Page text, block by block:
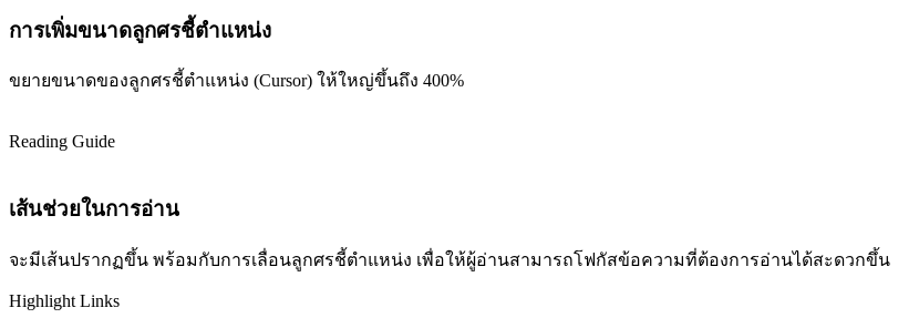
การเพิ่มขนาดลูกศรชี้ตำแหน่ง
ขยายขนาดของลูกศรชี้ตำแหน่ง (Cursor) ให้ใหญ่ขึ้นถึง 400%
Reading Guide
เส้นช่วยในการอ่าน
จะมีเส้นปรากฏขึ้น พร้อมกับการเลื่อนลูกศรชี้ตำแหน่ง เพื่อให้ผู้อ่านสามารถโฟกัสข้อความที่ต้องการอ่านได้สะดวกขึ้น
Highlight Links